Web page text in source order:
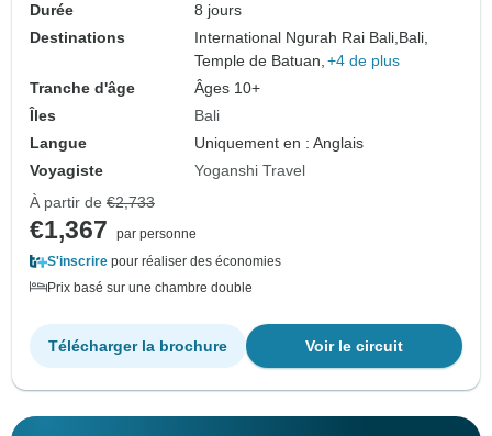
Durée
8 jours
Destinations
International Ngurah Rai Bali, Bali,
Temple de Batuan, +4 de plus
Tranche d'âge
Âges 10+
Îles
Bali
Langue
Uniquement en : Anglais
Voyagiste
Yoganshi Travel
À partir de €2,733
€1,367
par personne
S'inscrire pour réaliser des économies
Prix basé sur une chambre double
Voir le circuit
Télécharger la brochure